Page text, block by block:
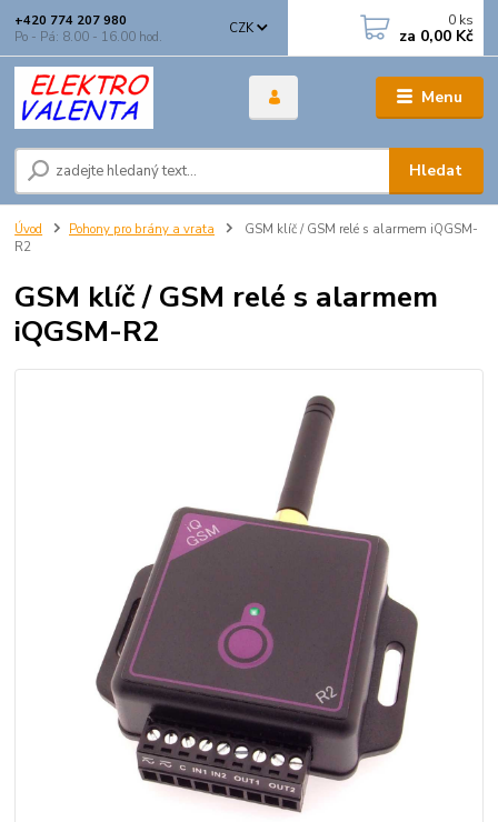
Menu
CZK
Hledat
+420 774 207 980
Po - Pá: 8.00 - 16.00 hod.
0 ks
za 0,00 Kč
Úvod Pohony pro brány a vrata
GSM klíč / GSM relé s alarmem iQGSM-
R2
GSM klíč / GSM relé s alarmem
iQGSM-R2